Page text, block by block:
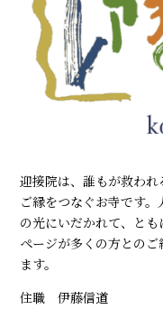
迎接院は、誰もが救わ
ご縁をつなぐお寺です
の光にいだかれて、と
ページが多くの方との
ます。
住職 伊藤信道